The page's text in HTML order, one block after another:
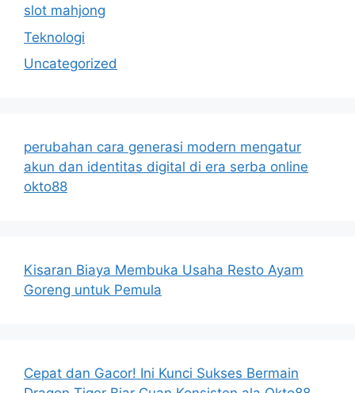
slot mahjong
Teknologi
Uncategorized
perubahan cara generasi modern mengatur
akun dan identitas digital di era serba online
okto88
Kisaran Biaya Membuka Usaha Resto Ayam
Goreng untuk Pemula
Cepat dan Gacor! Ini Kunci Sukses Bermain